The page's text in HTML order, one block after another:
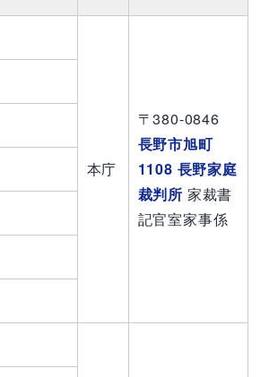
本庁
〒380-0846
長野市旭町
1108 長野家庭
裁判所 家裁書
記官室家事係